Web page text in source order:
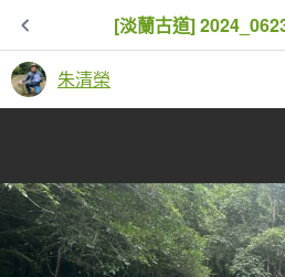
[淡蘭古道]
朱清榮